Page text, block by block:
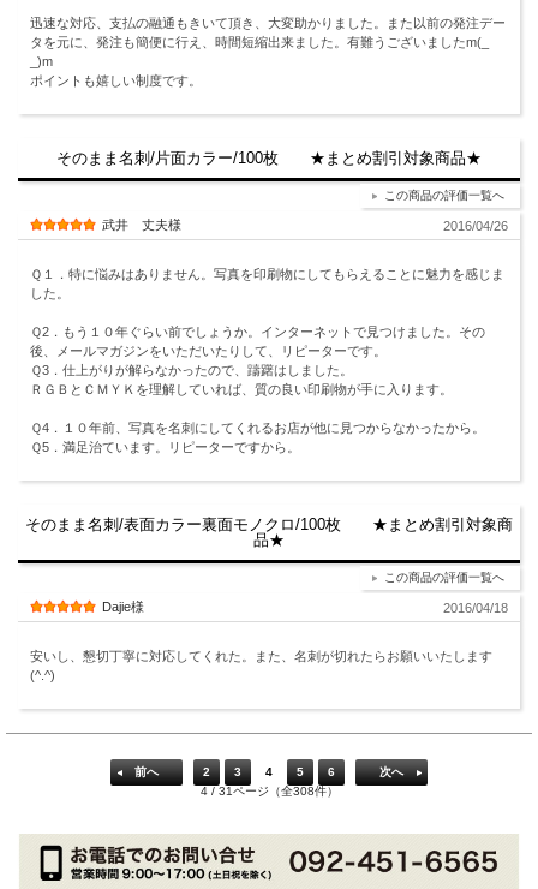
迅速な対応、支払の融通もきいて頂き、大変助かりました。また以前の発注デー
タを元に、発注も簡便に行え、時間短縮出来ました。有難うございましたm(_
_)m
ポイントも嬉しい制度です。
そのまま名刺/片面カラー/100枚 ★まとめ割引対象商品★
この商品の評価一覧へ
武井 丈夫様 2016/04/26
Ｑ１．特に悩みはありません。写真を印刷物にしてもらえることに魅力を感じま
した。
Ｑ2．もう１０年ぐらい前でしょうか。インターネットで見つけました。その
後、メールマガジンをいただいたりして、リピーターです。
Ｑ3．仕上がりが解らなかったので、躊躇はしました。
ＲＧＢとＣＭＹＫを理解していれば、質の良い印刷物が手に入ります。
Ｑ4．１０年前、写真を名刺にしてくれるお店が他に見つからなかったから。
Ｑ5．満足治ています。リピーターですから。
そのまま名刺/表面カラー裏面モノクロ/100枚 ★まとめ割引対象商
品★
この商品の評価一覧へ
Dajie様 2016/04/18
安いし、懇切丁寧に対応してくれた。また、名刺が切れたらお願いいたします
(^.^)
前へ 2 3 4 5 6
次へ
4 / 31ページ（全308件）